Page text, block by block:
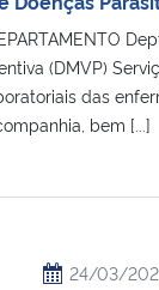
(DMVP)
das
bem [...]
24/03/